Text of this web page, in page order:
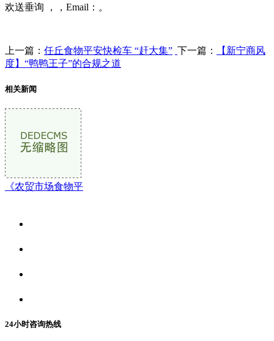
欢送垂询 ，，Email：。
上一篇： 任丘食物平安快检车 “赶大集” 下一篇：
【新宁商风
度】“鸭鸭王子”的合规之道
相关新闻
《农贸市场食物平
24小时咨询热线